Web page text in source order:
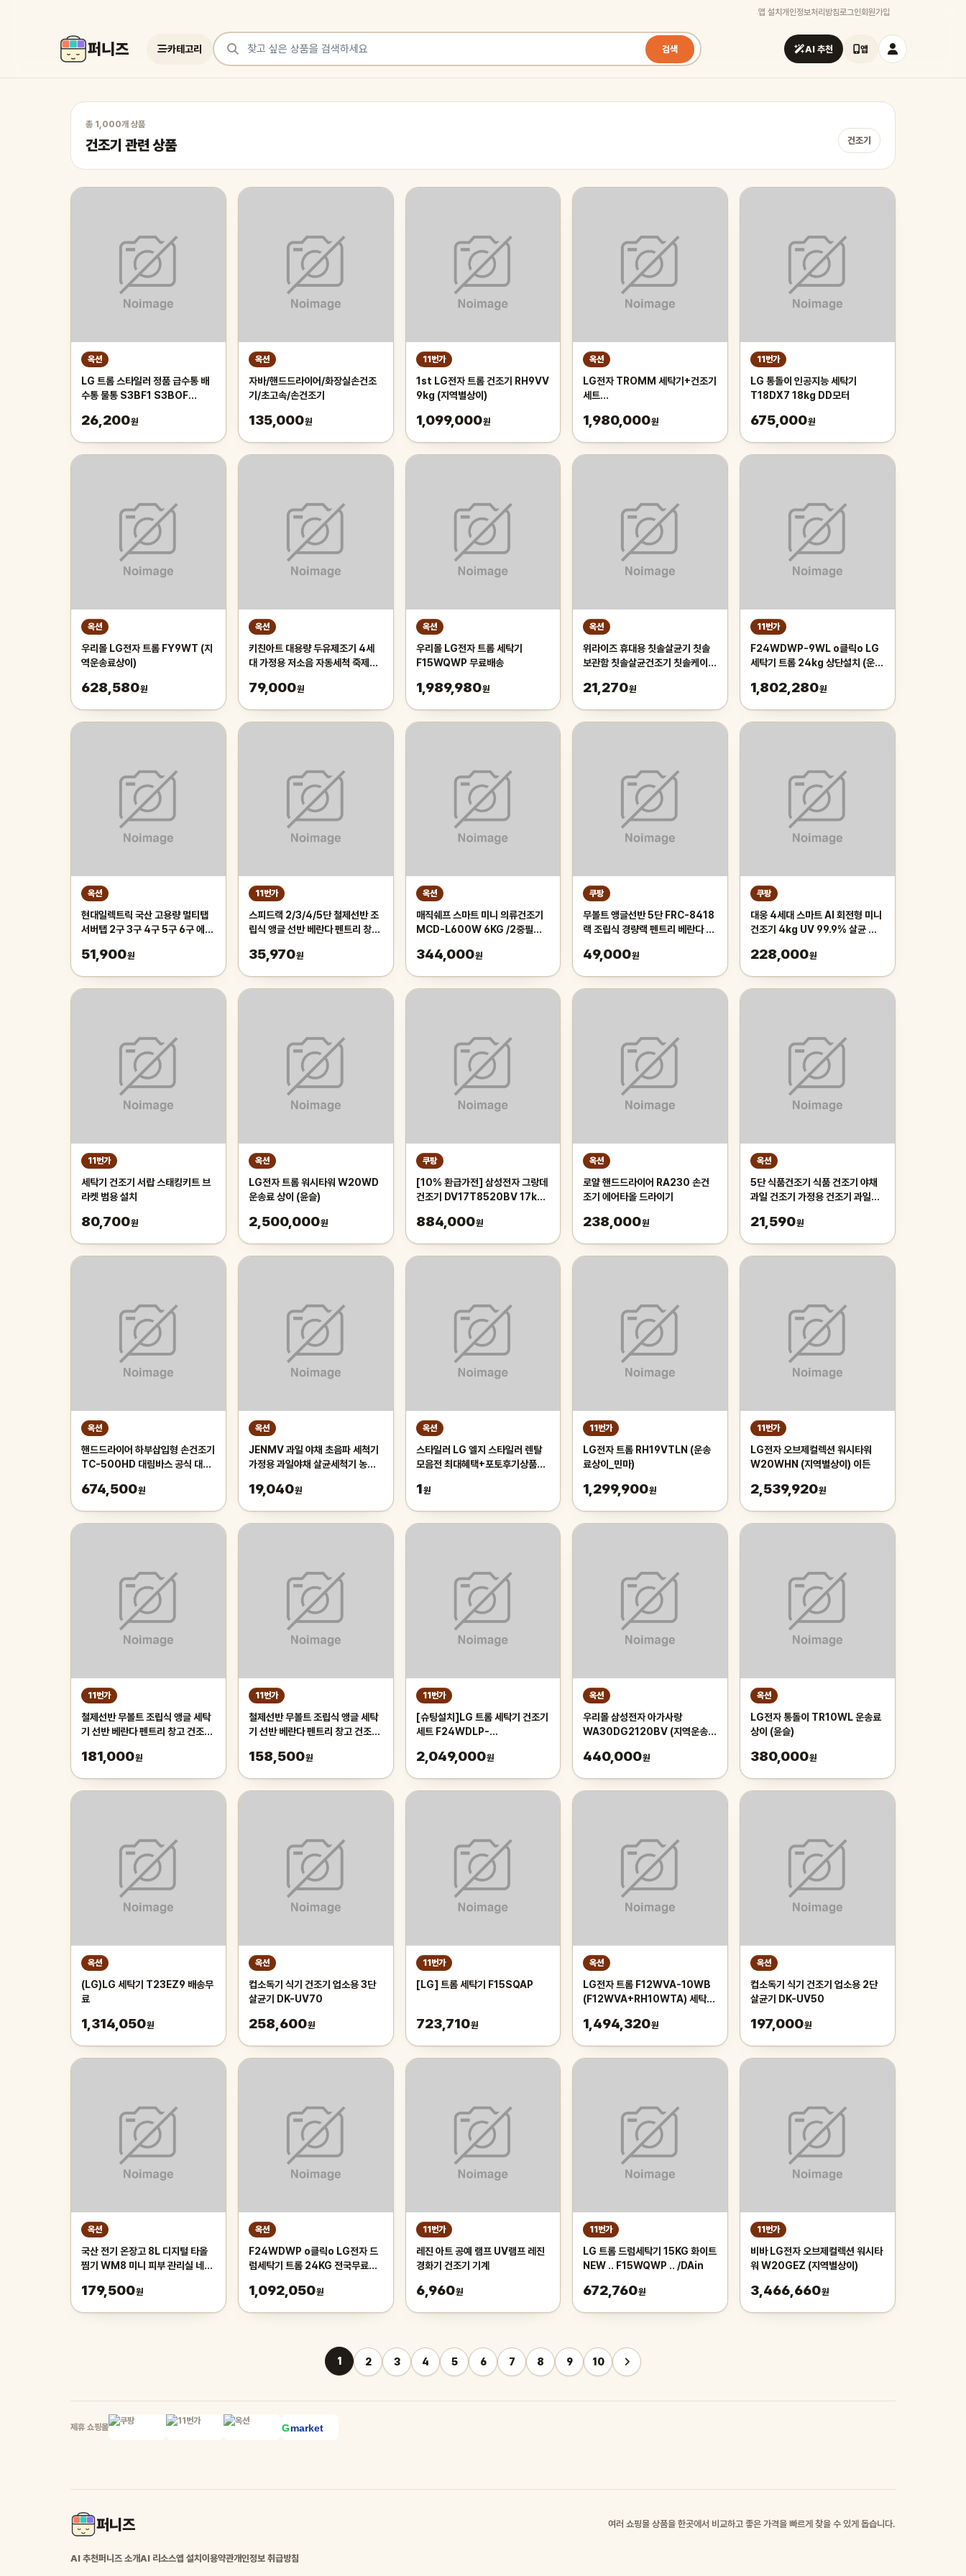
앱 설치 개인정보처리방침로그인회원가입
퍼니즈 카테고리
상품 검색
검색 AI 추천 앱
건조기 관련 상품
총 1,000개 상품
건조기 관련 상품 건조기
옥션
LG 트롬 스타일러 정품 급수통 배
수통 물통 S3BF1 S3BOF
26,200원
옥션
자바/핸드드라이어/화장실손건조
기/초고속/손건조기
135,000원
11번가
1st LG전자 트롬 건조기 RH9VV
9kg (지역별상이)
1,099,000원
옥션
LG전자 TROMM 세탁기+건조기
세트
(F24WDWP-9WL) 세탁
1,980,000원
11번가
LG 통돌이 인공지능 세탁기
T18DX7 18kg DD모터
675,000원
옥션
우리몰 LG전자 트롬 FY9WT (지
역운송료상이)
628,580원
옥션
키친아트 대용량 두유제조기 4세
대 가정용 저소음 자동세척 죽제조
79,000원
옥션
우리몰 LG전자 트롬 세탁기
F15WQWP 무료배송
1,989,980원
옥션
위라이즈 휴대용 칫솔살균기 칫솔
보관함 칫솔살균건조기 칫솔케이스
대용
21,270원
11번가
F24WDWP-9WL o클릭o LG
세탁기 트롬 24kg 상단설치 (운송
1,802,280원
옥션
현대일렉트릭 국산 고용량 멀티탭
서버탭 2구 3구 4구 5구 6구 에어
51,900원
11번가
스피드랙 2/3/4/5단 철제선반 조
립식 앵글 선반 베란다 펜트리 창고
35,970원
옥션
매직쉐프 스마트 미니 의류건조기
MCD-L600W 6KG /2중필터/
열자동전원차단
344,000원
쿠팡
무볼트 앵글선반 5단 FRC-8418
랙 조립식 경량랙 펜트리 베란다 철
트, 4단
49,000원
쿠팡
대웅 4세대 스마트 AI 회전형 미니
건조기 4kg UV 99.9% 살균 아
안심 3중 필터 의류 건조기,
228,000원
11번가
세탁기 건조기 서랍 스태킹키트 브
라켓 범용 설치
80,700원
옥션
LG전자 트롬 워시타워 W20WD
운송료 상이 (윤슬)
2,500,000원
쿠팡
[10% 환급가전] 삼성전자 그랑데
건조기 DV17T8520BV 17kg
884,000원
옥션
로얄 핸드드라이어 RA230 손건
조기 에어타올 드라이기
238,000원
옥션
5단 식품건조기 식품 건조기 야채
과일 건조기 가정용 건조기 과일야
21,590원
옥션
핸드드라이어 하부삽입형 손건조기
TC-500HD 대림바스 공식 대리
674,500원
옥션
JENMV 과일 야채 초음파 세척기
가정용 과일야채 살균세척기 농산
농약제거
19,040원
옥션
스타일러 LG 엘지 스타일러 렌탈
모음전 최대혜택+포토후기상품권
1원
11번가
LG전자 트롬 RH19VTLN (운송
료상이_민마)
1,299,900원
11번가
LG전자 오브제컬렉션 워시타워
W20WHN (지역별상이) 이든
2,539,920원
11번가
철제선반 무볼트 조립식 앵글 세탁
기 선반 베란다 펜트리 창고 건조기
181,000원
11번가
철제선반 무볼트 조립식 앵글 세탁
기 선반 베란다 펜트리 창고 건조기
158,500원
11번가
[슈팅설치]LG 트롬 세탁기 건조기
세트 F24WDLP-
24KG+19KG 화이트
2,049,000원
옥션
우리몰 삼성전자 아가사랑
WA30DG2120BV (지역운송료
440,000원
옥션
LG전자 통돌이 TR10WL 운송료
상이 (윤슬)
380,000원
옥션
(LG)LG 세탁기 T23EZ9 배송무
료
1,314,050원
옥션
컵소독기 식기 건조기 업소용 3단
살균기 DK-UV70
258,600원
11번가
[LG] 트롬 세탁기 F15SQAP
723,710원
옥션
LG전자 트롬 F12WVA-10WB
(F12WVA+RH10WTA) 세탁기
1,494,320원
옥션
컵소독기 식기 건조기 업소용 2단
살균기 DK-UV50
197,000원
옥션
국산 전기 온장고 8L 디지털 타올
찜기 WM8 미니 피부 관리실 네일
179,500원
옥션
F24WDWP o클릭o LG전자 드
럼세탁기 트롬 24KG 전국무료배
1,092,050원
11번가
레진 아트 공예 램프 UV램프 레진
경화기 건조기 기계
6,960원
11번가
LG 트롬 드럼세탁기 15KG 화이트
NEW .. F15WQWP .. /DAin
672,760원
11번가
비바 LG전자 오브제컬렉션 워시타
워 W20GEZ (지역별상이)
3,466,660원
1 2 3 4 5 6 7 8 9 10
제휴 쇼핑몰
퍼니즈 여러 쇼핑몰 상품을 한곳에서 비교하고 좋은 가격을 빠르게 찾을 수 있게 돕습니다.
AI 추천퍼니즈 소개AI 리소스앱 설치 이용약관개인정보 취급방침